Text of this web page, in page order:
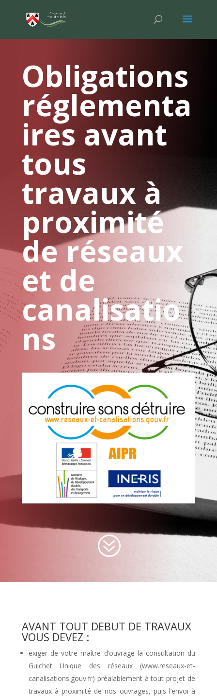
Obligations
réglementa
ires avant
tous
travaux à
proximité
de réseaux
et de
canalisatio
ns
?
AVANT TOUT DEBUT DE TRAVAUX
VOUS DEVEZ :
exiger de votre maître d’ouvrage la consultation du
Guichet Unique des réseaux (www.reseaux-et-
canalisations.gouv.fr) préalablement à tout projet de
travaux à proximité de nos ouvrages, puis l’envoi à